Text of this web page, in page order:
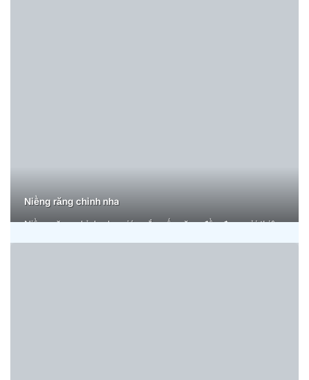
Niềng răng chỉnh nha
Niềng răng chỉnh nha giúp sắp xếp răng đều đẹp, cải thiện